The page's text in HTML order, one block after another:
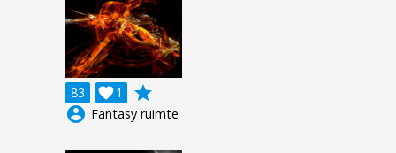
83 1

grade
account_circle Fantasy ruimte